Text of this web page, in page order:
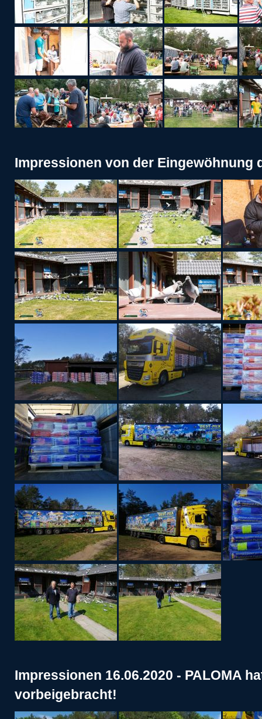
Impressionen von der Eingewöhnung
Impressionen 16.06.2020 - PALOMA
vorbeigebracht!